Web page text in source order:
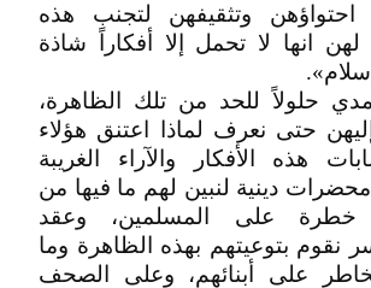
وتثقيفهن لتجنب هذه
لهن انها لا تحمل إلا أفكاراً شاذة
حلولاً للحد من تلك الظاهرة،
حتى نعرف لماذا اعتنق هؤلاء
هذه الأفكار والآراء الغريبة
دينية لنبين لهم ما فيها من
خطرة على المسلمين، وعقد
نقوم بتوعيتهم بهذه الظاهرة وما
على أبنائهم، وعلى الصحف